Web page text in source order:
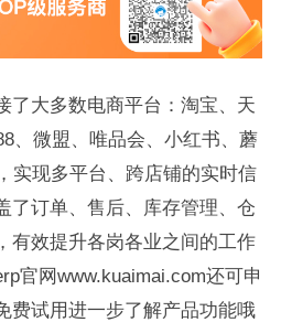
了大多数电商平台：淘宝、天
、微盟、唯品会、小红书、蘑
实现多平台、跨店铺的实时信
了订单、售后、库存管理、仓
有效提升各岗各业之间的工作
官网www.kuaimai.com还可申
费试用进一步了解产品功能哦